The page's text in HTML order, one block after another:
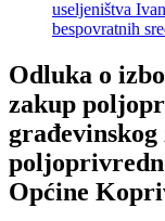
useljeništva
bespovratnih
Odluka o
zakup
Općine